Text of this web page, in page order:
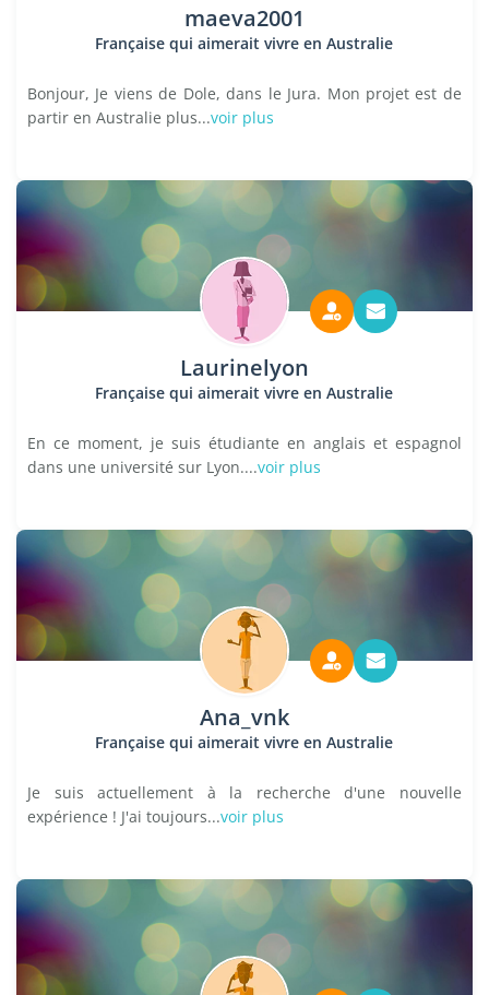
maeva2001
Française qui aimerait vivre en Australie
Bonjour, Je viens de Dole, dans le Jura. Mon projet est de
partir en Australie plus...voir plus
Laurinelyon
Française qui aimerait vivre en Australie
En ce moment, je suis étudiante en anglais et espagnol
dans une université sur Lyon....voir plus
Ana_vnk
Française qui aimerait vivre en Australie
Je suis actuellement à la recherche d'une nouvelle
expérience ! J'ai toujours...voir plus